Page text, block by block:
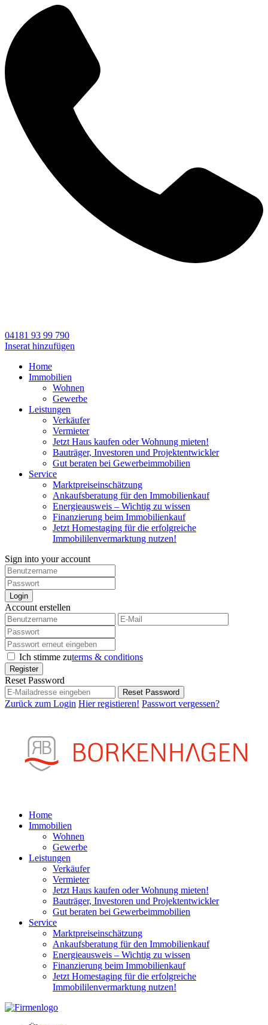
04181 93 99 790
Inserat hinzufügen
Home
Immobilien
Wohnen
Gewerbe
Leistungen
Verkäufer
Vermieter
Jetzt Haus kaufen oder Wohnung mieten!
Bauträger, Investoren und Projektentwickler
Gut beraten bei Gewerbeimmobilien
Service
Marktpreiseinschätzung
Ankaufsberatung für den Immobilienkauf
Energieausweis – Wichtig zu wissen
Finanzierung beim Immobilienkauf
Jetzt Homestaging für die erfolgreiche
Immobililenvermarktung nutzen!
Sign into your account
Login
Account erstellen
Ich stimme zuterms & conditions
Register
Reset Password
Reset Password
Zurück zum Login Hier registieren! Passwort vergessen?
Home
Immobilien
Wohnen
Gewerbe
Leistungen
Verkäufer
Vermieter
Jetzt Haus kaufen oder Wohnung mieten!
Bauträger, Investoren und Projektentwickler
Gut beraten bei Gewerbeimmobilien
Service
Marktpreiseinschätzung
Ankaufsberatung für den Immobilienkauf
Energieausweis – Wichtig zu wissen
Finanzierung beim Immobilienkauf
Jetzt Homestaging für die erfolgreiche
Immobililenvermarktung nutzen!